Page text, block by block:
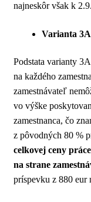
najneskôr však k
Varianta 3A
Podstata varianty
na každého
zamestnávateľ
vo výške
zamestnanca, čo
z pôvodných 80 %
celkovej ceny
na strane
príspevku z 880 eur